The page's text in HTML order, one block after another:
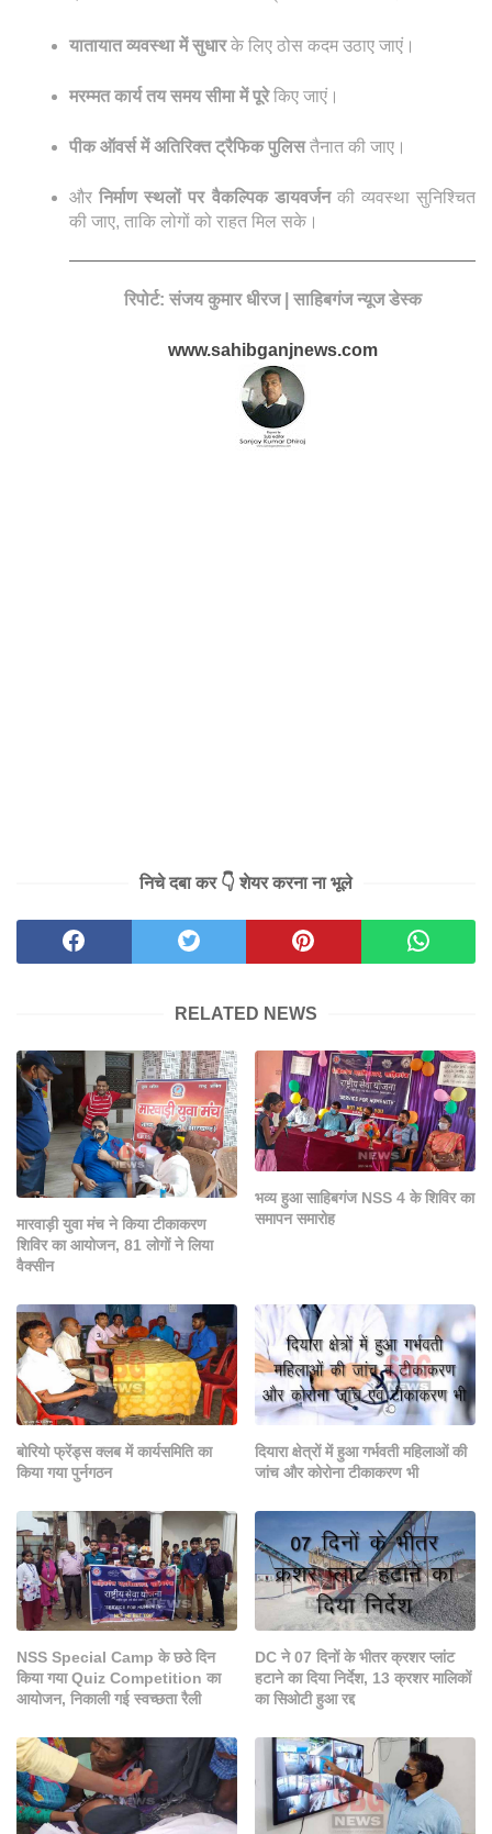
यातायात व्यवस्था में सुधारके लिए ठोस कदम उठाए जाएं।
मरम्मत कार्य तय समय सीमा में पूरेकिए जाएं।
पीक ऑवर्स में अतिरिक्त ट्रैफिक पुलिसतैनात की जाए।
औरनिर्माण स्थलों पर वैकल्पिक डायवर्जनकी व्यवस्था सुनिश्चित
की जाए, ताकि लोगों को राहत मिल सके।
रिपोर्ट: संजय कुमार धीरज | साहिबगंज न्यूज डेस्क
www.sahibganjnews.com
निचे दबा कर 👇 शेयर करना ना भूले
RELATED NEWS
मारवाड़ी युवा मंच ने किया टीकाकरण
शिविर का आयोजन, 81 लोगों ने लिया
वैक्सीन
भव्य हुआ साहिबगंज NSS 4 के शिविर का
समापन समारोह
बोरियो फ्रेंड्स क्लब में कार्यसमिति का
किया गया पुर्नगठन
दियारा क्षेत्रों में हुआ गर्भवती महिलाओं की
जांच और कोरोना टीकाकरण भी
NSS Special Camp के छठे दिन
किया गया Quiz Competition का
आयोजन, निकाली गई स्वच्छता रैली
DC ने 07 दिनों के भीतर क्रशर प्लांट
हटाने का दिया निर्देश, 13 क्रशर मालिकों
का सिओटी हुआ रद्द